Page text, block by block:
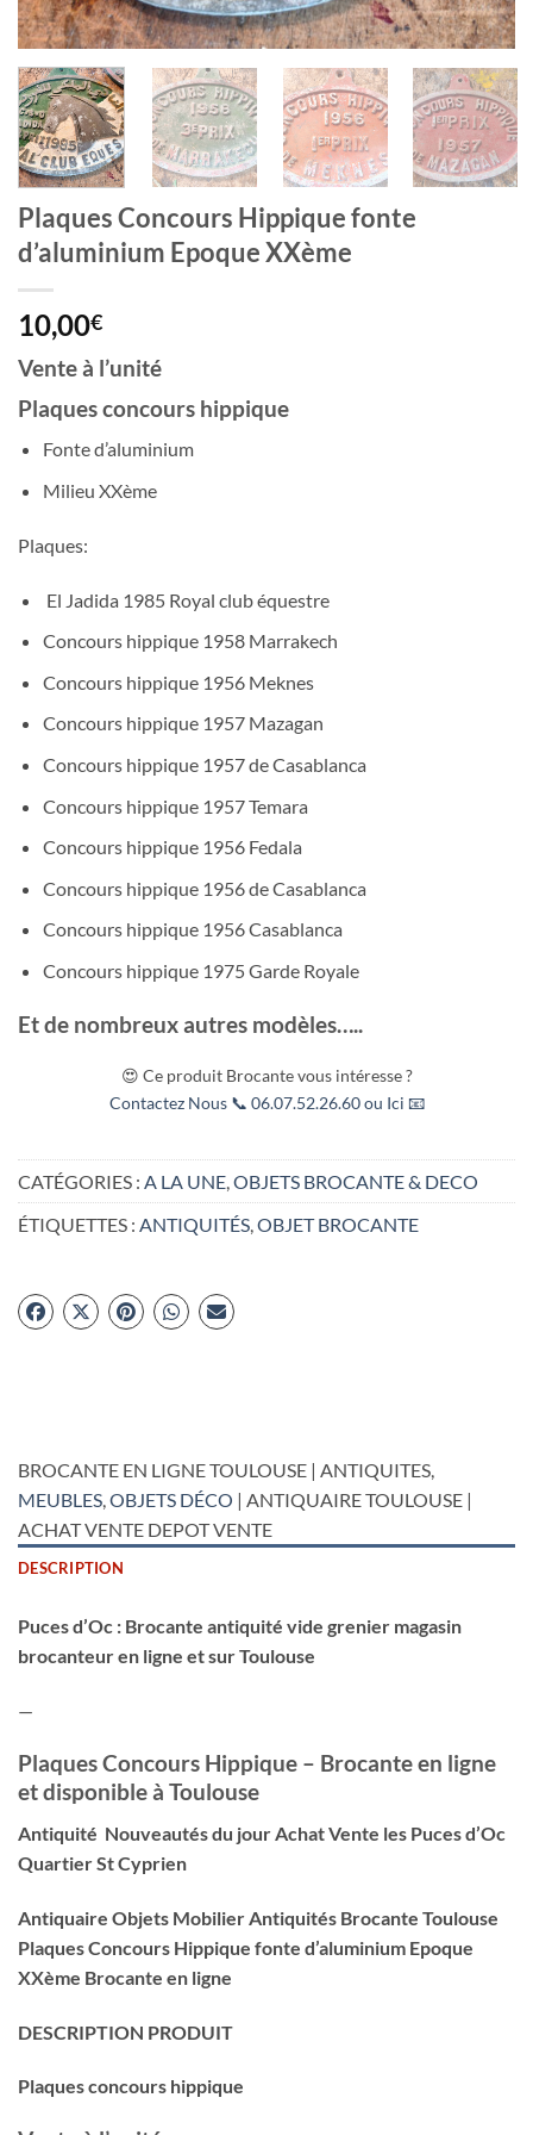
Plaques Concours Hippique fonte
d’aluminium Epoque XXème
10,00€
Vente à l’unité
Plaques concours hippique
Fonte d’aluminium
Milieu XXème
Plaques:
El Jadida 1985 Royal club équestre
Concours hippique 1958 Marrakech
Concours hippique 1956 Meknes
Concours hippique 1957 Mazagan
Concours hippique 1957 de Casablanca
Concours hippique 1957 Temara
Concours hippique 1956 Fedala
Concours hippique 1956 de Casablanca
Concours hippique 1956 Casablanca
Concours hippique 1975 Garde Royale
Et de nombreux autres modèles…..
😍 Ce produit Brocante vous intéresse ?
Contactez Nous 📞 06.07.52.26.60 ou Ici 📧
CATÉGORIES : A LA UNE,OBJETS BROCANTE & DECO
ÉTIQUETTES : ANTIQUITÉS,OBJET BROCANTE
BROCANTE EN LIGNE TOULOUSE | ANTIQUITES,
MEUBLES OBJETS DÉCO | ANTIQUAIRE TOULOUSE |
ACHAT VENTE DEPOT VENTE
DESCRIPTION
Puces d’Oc : Brocante antiquité vide grenier magasin
brocanteur en ligne et sur Toulouse
—
Plaques Concours Hippique – Brocante en ligne
et disponible à Toulouse
Antiquité Nouveautés du jour Achat Vente les Puces d’Oc
Quartier St Cyprien
Antiquaire Objets Mobilier Antiquités Brocante Toulouse
Plaques Concours Hippique fonte d’aluminium Epoque
XXème Brocante en ligne
DESCRIPTION PRODUIT
Plaques concours hippique